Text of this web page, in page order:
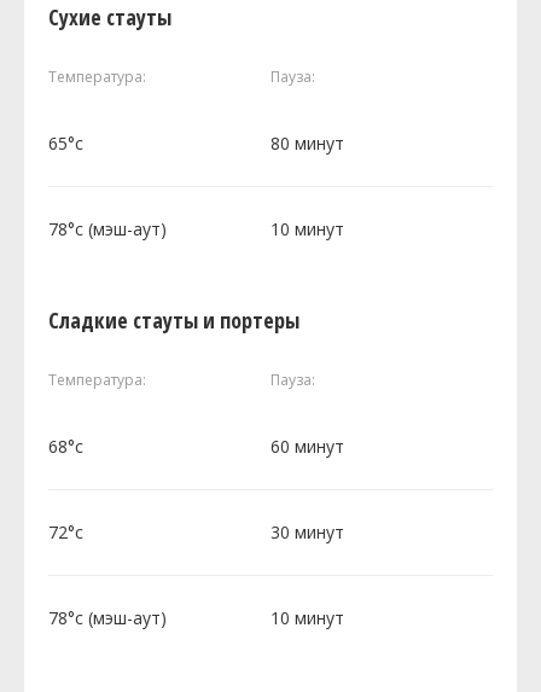
Сухие стауты
Температура: Пауза:
65°c 80 минут
78°c (мэш-аут) 10 минут
Сладкие стауты и портеры
Температура: Пауза:
68°c 60 минут
72°c 30 минут
78°c (мэш-аут) 10 минут